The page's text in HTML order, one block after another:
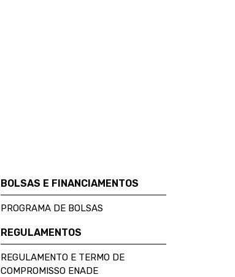
BOLSAS E FINANCIAMENTOS
PROGRAMA DE BOLSAS
REGULAMENTOS
REGULAMENTO E TERMO DE
COMPROMISSO ENADE